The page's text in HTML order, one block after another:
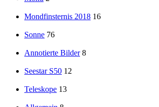
Mondfinsternis 2018 16
Sonne 76
Annotierte Bilder 8
Seestar S50 12
Teleskope 13